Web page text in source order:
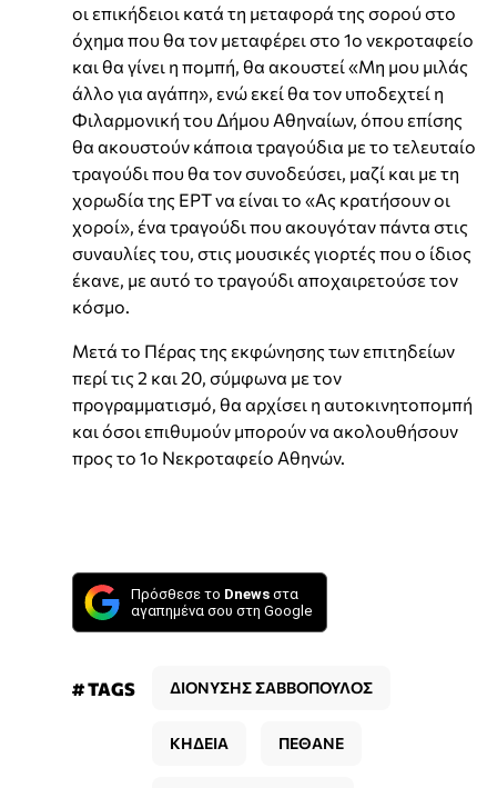
οι επικήδειοι κατά τη μεταφορά της σορού στο
όχημα που θα τον μεταφέρει στο 1ο νεκροταφείο
και θα γίνει η πομπή, θα ακουστεί «Μη μου μιλάς
άλλο για αγάπη», ενώ εκεί θα τον υποδεχτεί η
Φιλαρμονική του Δήμου Αθηναίων, όπου επίσης
θα ακουστούν κάποια τραγούδια με το τελευταίο
τραγούδι που θα τον συνοδεύσει, μαζί και με τη
χορωδία της ΕΡΤ να είναι το «Ας κρατήσουν οι
χοροί», ένα τραγούδι που ακουγόταν πάντα στις
συναυλίες του, στις μουσικές γιορτές που ο ίδιος
έκανε, με αυτό το τραγούδι αποχαιρετούσε τον
κόσμο.
Μετά το Πέρας της εκφώνησης των επιτηδείων
περί τις 2 και 20, σύμφωνα με τον
προγραμματισμό, θα αρχίσει η αυτοκινητοπομπή
και όσοι επιθυμούν μπορούν να ακολουθήσουν
προς το 1ο Νεκροταφείο Αθηνών.
Πρόσθεσε το Dnews στα
αγαπημένα σου στη Google
# TAGS ΔΙΟΝΥΣΗΣ ΣΑΒΒΟΠΟΥΛΟΣ
ΚΗΔΕΙΑ ΠΕΘΑΝΕ